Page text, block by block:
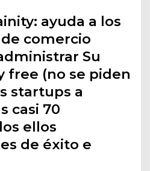
ayuda a los
comercio
Su
free (no se piden
startups a
casi 70
ellos
de éxito e